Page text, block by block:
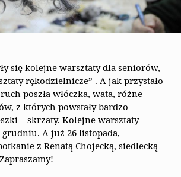
się kolejne warsztaty dla seniorów,
rękodzielnicze” . A jak przystało
poszła włóczka, wata, różne
z których powstały bardzo
– skrzaty. Kolejne warsztaty
A już 26 listopada,
z Renatą Chojecką, siedlecką